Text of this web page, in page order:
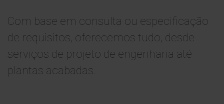
Com base em consulta ou especificação
de requisitos, oferecemos tudo, desde
serviços de projeto de engenharia até
plantas acabadas.